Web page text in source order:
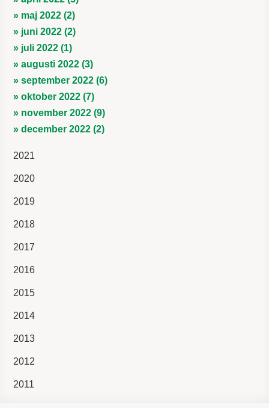
» maj 2022 (2)
» juni 2022 (2)
» juli 2022 (1)
» augusti 2022 (3)
» september 2022 (6)
» oktober 2022 (7)
» november 2022 (9)
» december 2022 (2)
2021
2020
2019
2018
2017
2016
2015
2014
2013
2012
2011